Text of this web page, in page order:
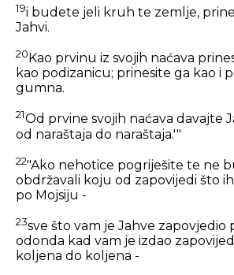
19i budete jeli kruh te zemlje,
Jahvi.
20 Kao prvinu iz svojih naćava
kao podizanicu; prinesite ga kao i
gumna.
21Od prvine svojih naćava davajte
od naraštaja do naraštaja.'"
22"Ako nehotice pogriješite te ne
obdržavali koju od zapovijedi što
po Mojsiju -
23sve što vam je Jahve zapovjedio
odonda kad vam je izdao
koljena do koljena -